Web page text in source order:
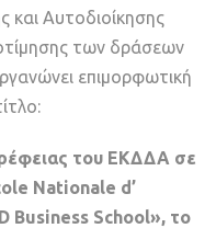
και Αυτοδιοίκησης
των δράσεων
επιμορφωτική
του ΕΚΔΔΑ σε
Nationale d’
Business School», το